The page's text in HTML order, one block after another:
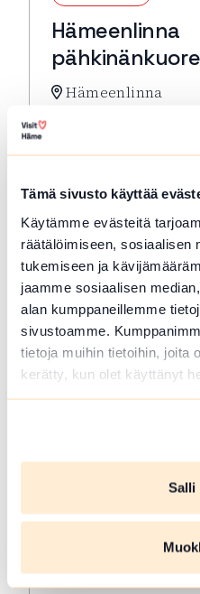
Tämä sivusto käyttää
Käytämme evästeitä
räätälöimiseen, sosiaalisen
tukemiseen ja
jaamme sosiaalisen
alan kumppaneillemme
sivustoamme.
tietoja muihin tietoihin, joita
kerätty, kun olet käyttänyt
Salli
Hämeenlinna
Hämeenlinna
Hämeenlinna
kävelykierros.
Lue lisää
Hämeenlinna
Hämeenlinna